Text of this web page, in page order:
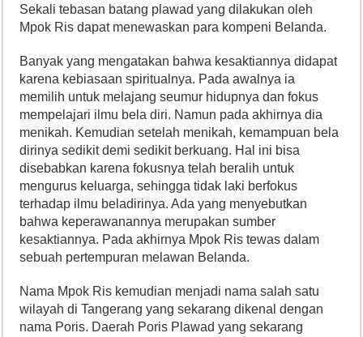
Sekali tebasan batang plawad yang dilakukan oleh
Mpok Ris dapat menewaskan para kompeni Belanda.
Banyak yang mengatakan bahwa kesaktiannya didapat
karena kebiasaan spiritualnya. Pada awalnya ia
memilih untuk melajang seumur hidupnya dan fokus
mempelajari ilmu bela diri. Namun pada akhirnya dia
menikah. Kemudian setelah menikah, kemampuan bela
dirinya sedikit demi sedikit berkuang. Hal ini bisa
disebabkan karena fokusnya telah beralih untuk
mengurus keluarga, sehingga tidak laki berfokus
terhadap ilmu beladirinya. Ada yang menyebutkan
bahwa keperawanannya merupakan sumber
kesaktiannya. Pada akhirnya Mpok Ris tewas dalam
sebuah pertempuran melawan Belanda.
Nama Mpok Ris kemudian menjadi nama salah satu
wilayah di Tangerang yang sekarang dikenal dengan
nama Poris. Daerah Poris Plawad yang sekarang